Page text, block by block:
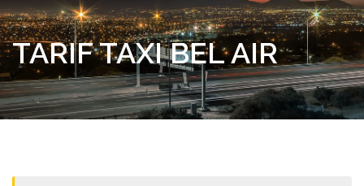
TARIF TAXI BEL AIR